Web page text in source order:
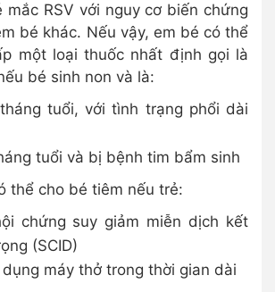
mắc RSV với nguy cơ biến chứng
bé khác. Nếu vậy, em bé có thể
một loại thuốc nhất định gọi là
bé sinh non và là:
tuổi, với tình trạng phổi dài
tuổi và bị bệnh tim bẩm sinh
thể cho bé tiêm nếu trẻ:
chứng suy giảm miễn dịch kết
(SCID)
máy thở trong thời gian dài